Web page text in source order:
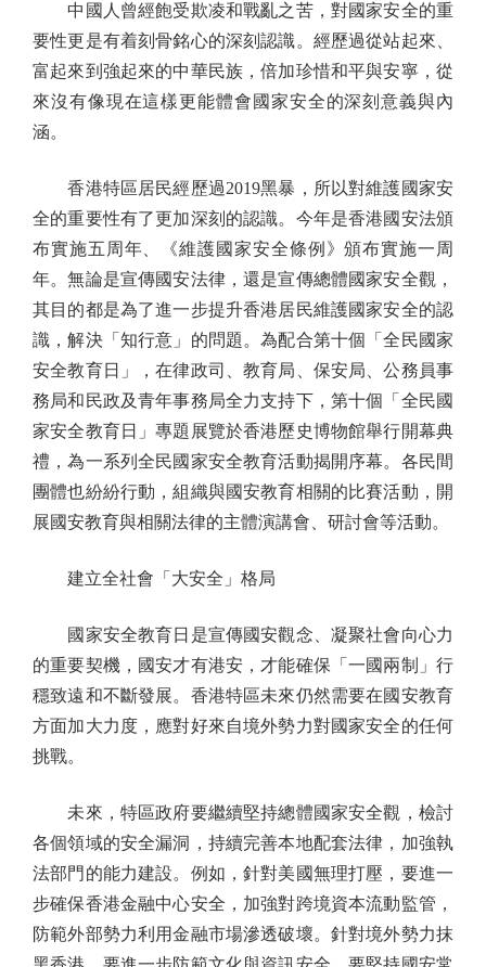
中國人曾經飽受欺凌和戰亂之苦，對國家安全的重
要性更是有着刻骨銘心的深刻認識。經歷過從站起來、
富起來到強起來的中華民族，倍加珍惜和平與安寧，從
來沒有像現在這樣更能體會國家安全的深刻意義與內
涵。
香港特區居民經歷過2019黑暴，所以對維護國家安
全的重要性有了更加深刻的認識。今年是香港國安法頒
布實施五周年、《維護國家安全條例》頒布實施一周
年。無論是宣傳國安法律，還是宣傳總體國家安全觀，
其目的都是為了進一步提升香港居民維護國家安全的認
識，解決「知行意」的問題。為配合第十個「全民國家
安全教育日」，在律政司、教育局、保安局、公務員事
務局和民政及青年事務局全力支持下，第十個「全民國
家安全教育日」專題展覽於香港歷史博物館舉行開幕典
禮，為一系列全民國家安全教育活動揭開序幕。各民間
團體也紛紛行動，組織與國安教育相關的比賽活動，開
展國安教育與相關法律的主體演講會、研討會等活動。
建立全社會「大安全」格局
國家安全教育日是宣傳國安觀念、凝聚社會向心力
的重要契機，國安才有港安，才能確保「一國兩制」行
穩致遠和不斷發展。香港特區未來仍然需要在國安教育
方面加大力度，應對好來自境外勢力對國家安全的任何
挑戰。
未來，特區政府要繼續堅持總體國家安全觀，檢討
各個領域的安全漏洞，持續完善本地配套法律，加強執
法部門的能力建設。例如，針對美國無理打壓，要進一
步確保香港金融中心安全，加強對跨境資本流動監管，
防範外部勢力利用金融市場滲透破壞。針對境外勢力抹